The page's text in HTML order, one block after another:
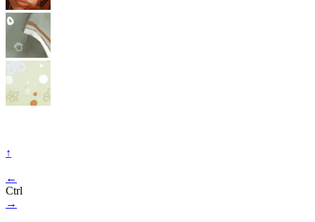
↑
←
Ctrl
→